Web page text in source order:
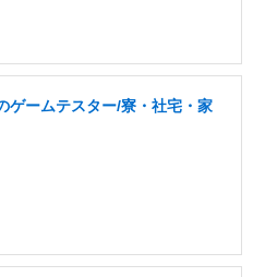
ゲームテスター/寮・社宅・家